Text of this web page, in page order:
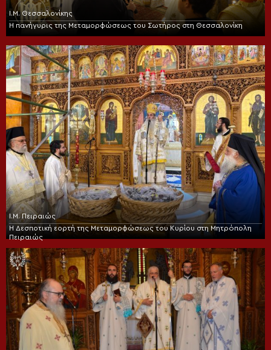
Ι.Μ. Θεσσαλονίκης
Η πανήγυρις της Μεταμορφώσεως του Σωτήρος στη Θεσσαλονίκη
Ι.Μ. Πειραιώς
Η Δεσποτική εορτή της Μεταμορφώσεως του Κυρίου στη Μητρόπολη
Πειραιώς